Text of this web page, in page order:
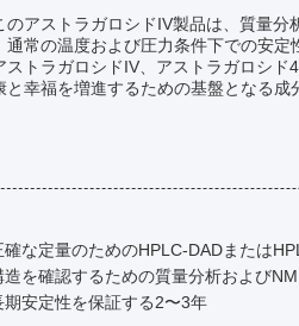
アストラガロシドIV製品は、質量
常の温度および圧力条件下での安
トラガロシドIV、アストラガロシ
幸福を増進するための基盤となる成
な定量のためのHPLC-DADまたは
を確認するための質量分析および
安定性を保証する2〜3年